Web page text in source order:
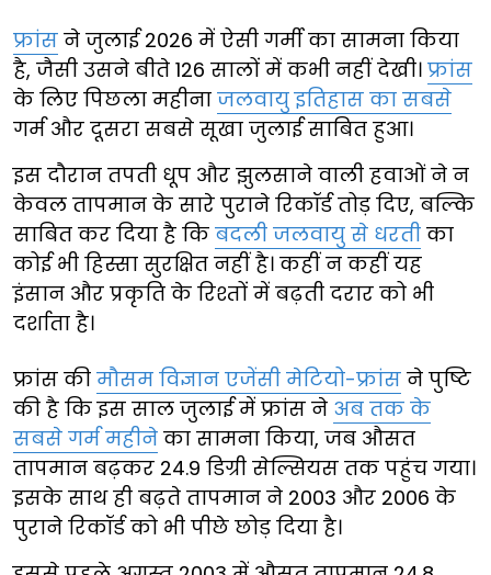
फ्रांस ने जुलाई 2026 में ऐसी गर्मी का सामना किया
है, जैसी उसने बीते 126 सालों में कभी नहीं देखी। फ्रांस
के लिए पिछला महीना जलवायु इतिहास का सबसे
गर्म और दूसरा सबसे सूखा जुलाई साबित हुआ।
इस दौरान तपती धूप और झुलसाने वाली हवाओं ने न
केवल तापमान के सारे पुराने रिकॉर्ड तोड़ दिए, बल्कि
साबित कर दिया है कि बदली जलवायु से धरती का
कोई भी हिस्सा सुरक्षित नहीं है। कहीं न कहीं यह
इंसान और प्रकृति के रिश्तों में बढ़ती दरार को भी
दर्शाता है।
फ्रांस की मौसम विज्ञान एजेंसी मेटियो-फ्रांस ने पुष्टि
की है कि इस साल जुलाई में फ्रांस ने अब तक के
सबसे गर्म महीने का सामना किया, जब औसत
तापमान बढ़कर 24.9 डिग्री सेल्सियस तक पहुंच गया।
इसके साथ ही बढ़ते तापमान ने 2003 और 2006 के
पुराने रिकॉर्ड को भी पीछे छोड़ दिया है।